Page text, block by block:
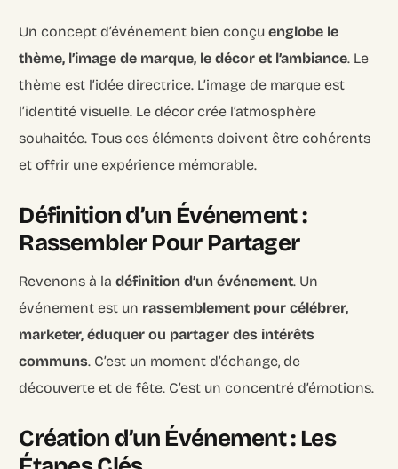
Un concept d’événement bien conçuenglobe le
thème, l’image de marque, le décor et l’ambiance. Le
thème est l’idée directrice. L’image de marque est
l’identité visuelle. Le décor crée l’atmosphère
souhaitée. Tous ces éléments doivent être cohérents
et offrir une expérience mémorable.
Définition d’un Événement :
Rassembler Pour Partager
Revenons à ladéfinition d’un événement. Un
événement est un rassemblement pour célébrer,
marketer, éduquer ou partager des intérêts
communs. C’est un moment d’échange, de
découverte et de fête. C’est un concentré d’émotions.
Création d’un Événement : Les